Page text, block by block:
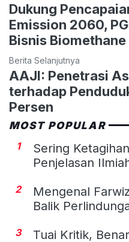
Dukung
Emission 2060,
Bisnis Biomethane
Berita Selanjutnya
AAJI: Penetrasi
terhadap
Persen
MOST POPULAR
1
Sering
Penjelasan
2
Mengenal
Balik
3
Tuai Kritik,